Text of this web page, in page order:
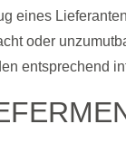
eines
oder
entsprechend